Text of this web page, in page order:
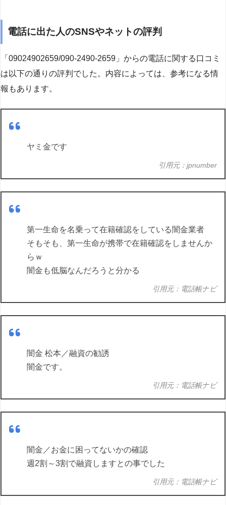
電話に出た人のSNSやネットの評判
「09024902659/090-2490-2659」からの電話に関する口コミ
は以下の通りの評判でした。内容によっては、参考になる情
報もあります。
ヤミ金です
引用元：jpnumber
第一生命を名乗って在籍確認をしている闇金業者
そもそも、第一生命が携帯で在籍確認をしませんか
らｗ
闇金も低脳なんだろうと分かる
引用元：電話帳ナビ
闇金 松本／融資の勧誘
闇金です。
引用元：電話帳ナビ
闇金／お金に困ってないかの確認
週2割～3割で融資しますとの事でした
引用元：電話帳ナビ